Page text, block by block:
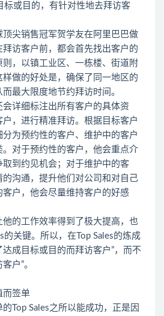
标或目的，有针对性地去拜访客
顶尖销售冠军贺学友在阿里巴巴做
访客户前，都会首先找出客户的
，以镇工业区、一栋楼、街道附
做的好处是，确保了同一地区的
最大限度地节约拜访时间。
详细标注出所有客户的具体资
，进行精准拜访。根据目标客户
为预约性的客户、维护中的客户
对于预约性的客户，他会重点介
到约见机会；对于维护中的客
沟通，提升他们对公司和对自己
客户，他会尽量维持客户的好感
的工作效率得到了极大提高，也
的关键。所以，在Top Sales的炼成
成目标或目的而拜访客户”，而不
户”。
而签单
Top Sales之所以能成功，正是因